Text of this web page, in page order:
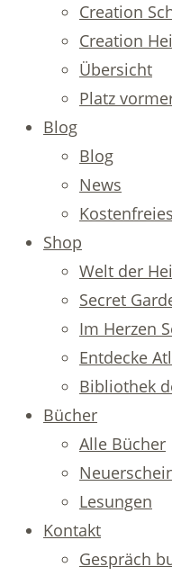
Creation
Creation
Übersicht
Platz
Blog
Blog
News
Shop
Welt der
Secret
Im Herzen
Entdecke
Bibliothek
Bücher
Alle Bücher
Lesungen
Kontakt
Gespräch